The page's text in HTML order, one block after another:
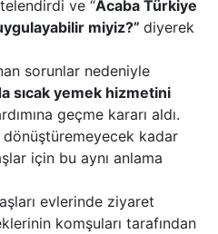
ve “Acaba Türkiye
miyiz?” diyerek
sorunlar nedeniyle
sıcak yemek hizmetini
geçme kararı aldı.
dönüştüremeyecek kadar
için bu aynı anlama
evlerinde ziyaret
komşuları tarafından